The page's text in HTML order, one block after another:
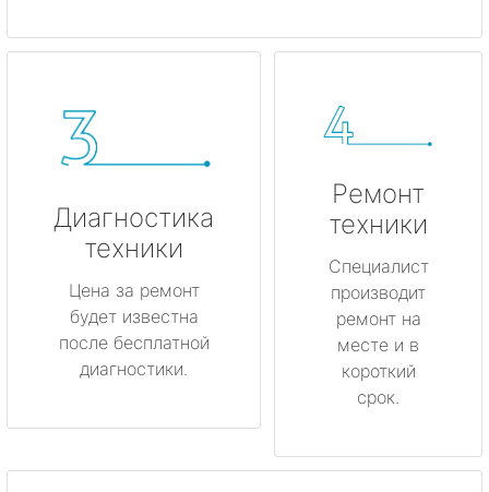
Диагностика
техники
Цена за ремонт
будет известна
после бесплатной
диагностики.
Ремонт
техники
Специалист
производит
ремонт на
месте и в
короткий
срок.